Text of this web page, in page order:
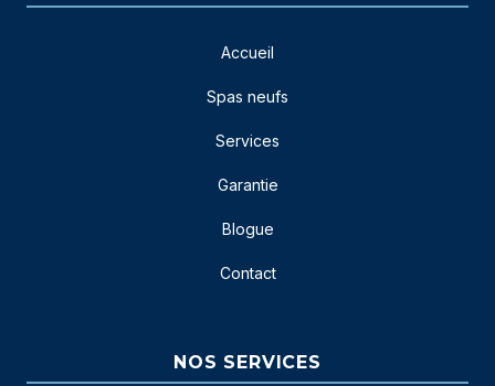
Accueil
Spas neufs
Services
Garantie
Blogue
Contact
NOS SERVICES